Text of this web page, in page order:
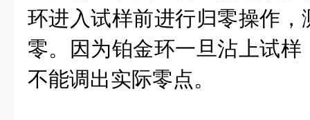
环进入试样前进行归零操作
零。因为铂金环一旦沾上试
不能调出实际零点。